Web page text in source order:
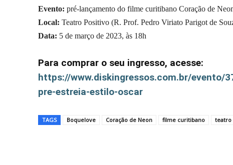
Evento: pré-lançamento do filme curitibano Coração de
Local: Teatro Positivo (R. Prof. Pedro Viriato Parigot de
Data: 5 de março de 2023, às 18h
Para comprar o seu ingresso, acesse:
https://www.diskingressos.com.br/evento/
pre-estreia-estilo-oscar
TAGS Boquelove Coração de Neon filme curitibano teatro